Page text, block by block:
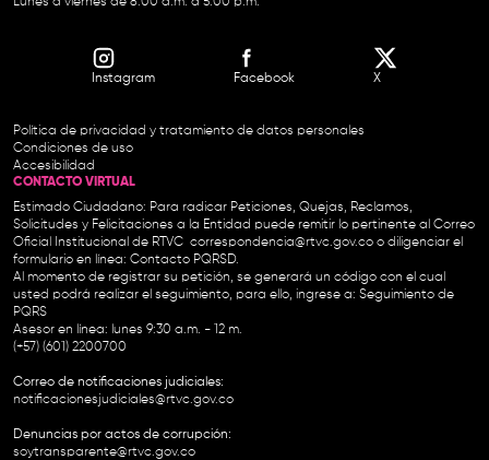
Instagram Facebook X
Política de privacidad y tratamiento de datos personales
Condiciones de uso
Accesibilidad
CONTACTO VIRTUAL
Estimado Ciudadano: Para radicar Peticiones, Quejas, Reclamos,
Solicitudes y Felicitaciones a la Entidad puede remitir lo pertinente al Correo
Oficial Institucional de RTVC correspondencia@rtvc.gov.co o diligenciar el
formulario en línea: Contacto PQRSD.
Al momento de registrar su petición, se generará un código con el cual
usted podrá realizar el seguimiento, para ello, ingrese a: Seguimiento de
PQRS
Asesor en línea: lunes 9:30 a.m. - 12 m.
(+57) (601) 2200700
Correo de notificaciones judiciales:
notificacionesjudiciales@rtvc.gov.co
Denuncias por actos de corrupción:
soytransparente@rtvc.gov.co